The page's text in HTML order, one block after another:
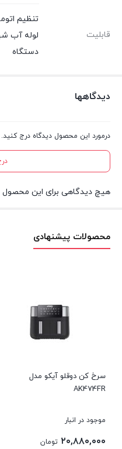
قابلیت
تنظیم
لوله آب
دستگاه
دیدگاهها
درمورد این محصول دیدگاه درج کنید.
هیچ دیدگاهی برای این
محصولات پیشنهادی
سرخ کن دوقلو آیکو مدل
AK474FR
موجود در انبار
۲۰,۸۸۰,۰۰۰ تومان